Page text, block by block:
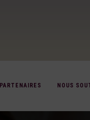
PARTENAIRES NOUS